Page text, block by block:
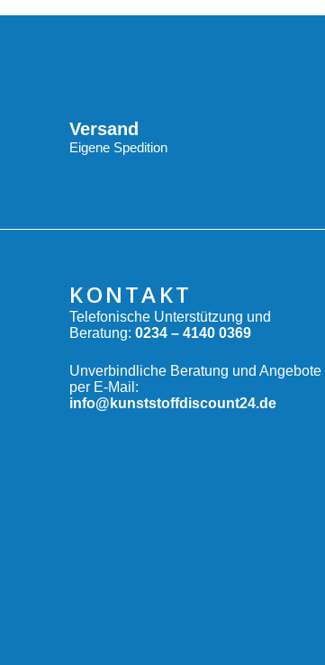
Versand
Eigene Spedition
KONTAKT
Telefonische Unterstützung und
Beratung: 0234 – 4140 0369
Unverbindliche Beratung und Angebote
per E-Mail:
info@kunststoffdiscount24.de